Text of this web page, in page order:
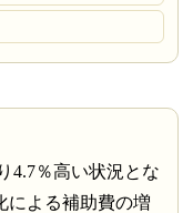
4.7％高い状況とな
による補助費の増